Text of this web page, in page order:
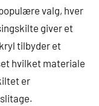
valg, hver
giver et
tilbyder et
hvilket materiale
er